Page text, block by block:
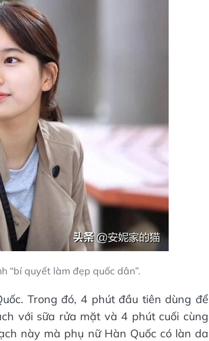
“bí quyết làm đẹp quốc dân”.
Trong đó, 4 phút đầu tiên dùng để
với sữa rửa mặt và 4 phút cuối cùng
này mà phụ nữ Hàn Quốc có làn da